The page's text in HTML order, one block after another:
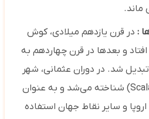
: در قرن یازدهم میلادی، کوش
و بعدها در قرن چهاردهم به
شد. در دوران عثمانی، شهر
به نام اسکلا نووا (Scala Nuova) شناخته می‌شد و به عنوان
و سایر نقاط جهان استفاده